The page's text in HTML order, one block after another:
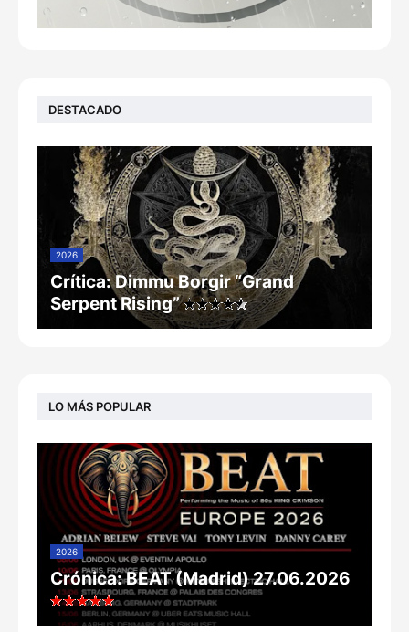
DESTACADO
2026
Crítica: Dimmu Borgir “Grand
Serpent Rising”
LO MÁS POPULAR
2026
Crónica: BEAT (Madrid) 27.06.2026